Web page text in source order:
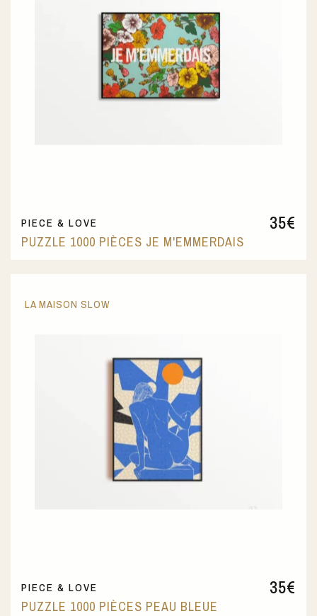
35€
PIECE & LOVE
PUZZLE 1000 PIÈCES JE M'EMMERDAIS
35€
PIECE & LOVE
PUZZLE 1000 PIÈCES PEAU BLEUE
LA MAISON SLOW